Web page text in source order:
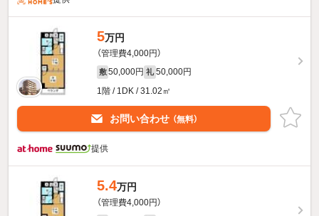
5万円
（管理費4,000円）
敷 50,000円 礼 50,000円
1階 / 1DK / 31.02㎡
お問い合わせ （無料）
提供
5.4万円
（管理費4,000円）